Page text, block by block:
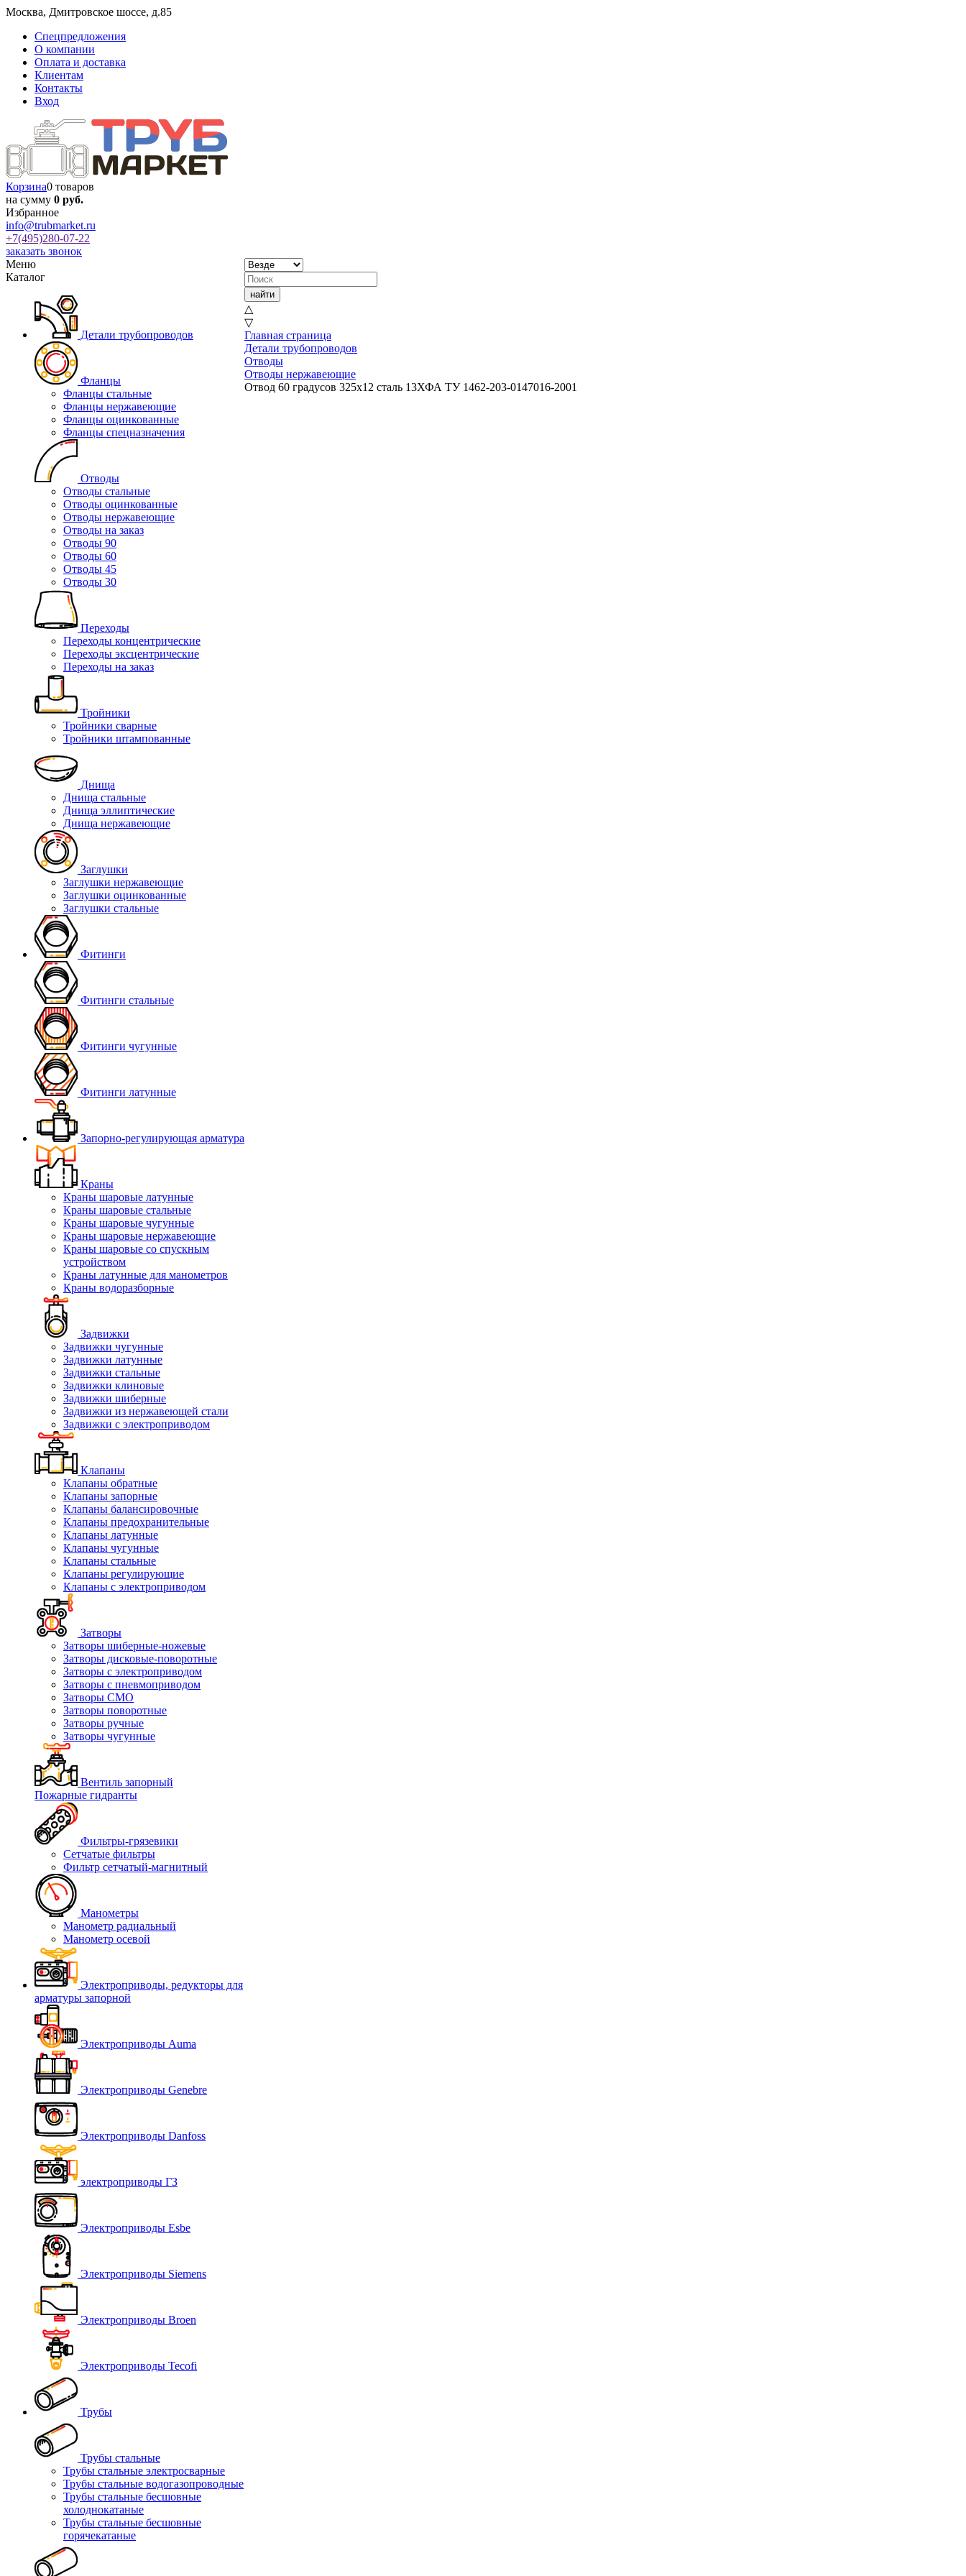
Москва, Дмитровское шоссе, д.85
Спецпредложения
О компании
Оплата и доставка
Клиентам
Контакты
Вход
Корзина0 товаров
на сумму 0 руб.
Избранное
info@trubmarket.ru
+7(495)280-07-22
заказать звонок
Меню
Каталог
Детали трубопроводов
Фланцы
Фланцы стальные
Фланцы нержавеющие
Фланцы оцинкованные
Фланцы спецназначения
Отводы
Отводы стальные
Отводы оцинкованные
Отводы нержавеющие
Отводы на заказ
Отводы 90
Отводы 60
Отводы 45
Отводы 30
Переходы
Переходы концентрические
Переходы эксцентрические
Переходы на заказ
Тройники
Тройники сварные
Тройники штампованные
Днища
Днища стальные
Днища эллиптические
Днища нержавеющие
Заглушки
Заглушки нержавеющие
Заглушки оцинкованные
Заглушки стальные
Фитинги
Фитинги стальные
Фитинги чугунные
Фитинги латунные
Запорно-регулирующая арматура
Краны
Краны шаровые латунные
Краны шаровые стальные
Краны шаровые чугунные
Краны шаровые нержавеющие
Краны шаровые со спускным
устройством
Краны латунные для манометров
Краны водоразборные
Задвижки
Задвижки чугунные
Задвижки латунные
Задвижки стальные
Задвижки клиновые
Задвижки шиберные
Задвижки из нержавеющей стали
Задвижки с электроприводом
Клапаны
Клапаны обратные
Клапаны запорные
Клапаны балансировочные
Клапаны предохранительные
Клапаны латунные
Клапаны чугунные
Клапаны стальные
Клапаны регулирующие
Клапаны с электроприводом
Затворы
Затворы шиберные-ножевые
Затворы дисковые-поворотные
Затворы с электроприводом
Затворы с пневмоприводом
Затворы СМО
Затворы поворотные
Затворы ручные
Затворы чугунные
Вентиль запорный
Пожарные гидранты
Фильтры-грязевики
Сетчатые фильтры
Фильтр сетчатый-магнитный
Манометры
Манометр радиальный
Манометр осевой
Электроприводы, редукторы для
арматуры запорной
Электроприводы Auma
Электроприводы Genebre
Электроприводы Danfoss
электроприводы ГЗ
Электроприводы Esbe
Электроприводы Siemens
Электроприводы Broen
Электроприводы Tecofi
Трубы
Трубы стальные
Трубы стальные электросварные
Трубы стальные водогазопроводные
Трубы стальные бесшовные
холоднокатаные
Трубы стальные бесшовные
горячекатаные
△
▽
Главная страница
Детали трубопроводов
Отводы
Отводы нержавеющие
Отвод 60 градусов 325х12 сталь 13ХФА ТУ 1462-203-0147016-2001